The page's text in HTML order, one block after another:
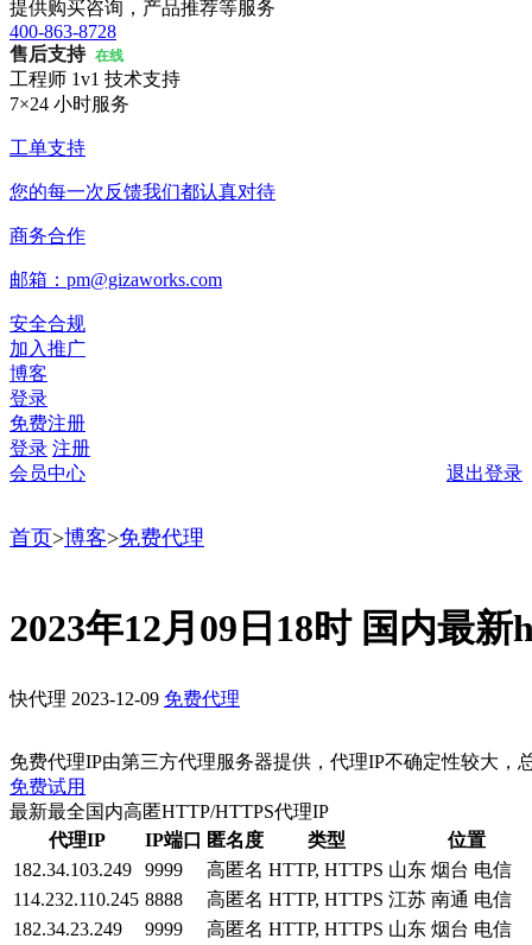
提供购买咨询，产品推荐等服务
400-863-8728
售后支持 在线
工程师 1v1 技术支持
7×24 小时服务
工单支持
您的每一次反馈我们都认真对待
商务合作
邮箱：pm@gizaworks.com
安全合规
加入推广
博客
登录
免费注册
登录 注册
会员中心
退出登录
首页>博客>免费代理
2023年12月09日18时 国内最
快代理 2023-12-09 免费代理
免费代理IP由第三方代理服务器提供，代理IP不确定性较大
免费试用
最新最全国内高匿HTTP/HTTPS代理IP
代理IP
IP端口 匿名度 类型
位置
182.34.103.249
9999 高匿名 HTTP, HTTPS 山东 烟台 电信
114.232.110.245 8888 高匿名 HTTP, HTTPS 江苏 南通 电信
182.34.23.249
9999 高匿名 HTTP, HTTPS 山东 烟台 电信